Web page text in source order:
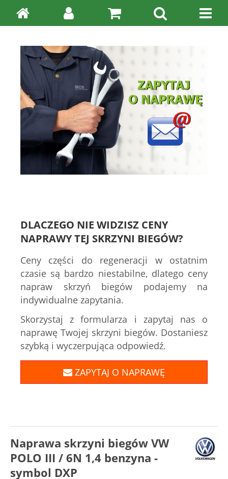
DLACZEGO NIE WIDZISZ CENY
NAPRAWY TEJ SKRZYNI BIEGÓW?
Ceny części do regeneracji w ostatnim
czasie są bardzo niestabilne, dlatego ceny
napraw skrzyń biegów podajemy na
indywidualne zapytania.
Skorzystaj z formularza i zapytaj nas o
naprawę Twojej skrzyni biegów. Dostaniesz
szybką i wyczerpująca odpowiedź.
ZAPYTAJ O NAPRAWĘ
Naprawa skrzyni biegów VW
POLO III / 6N 1,4 benzyna -
symbol DXP